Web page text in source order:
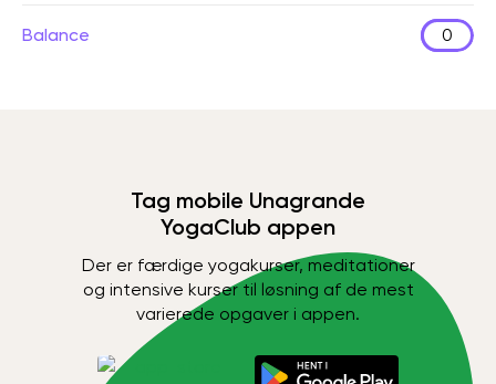
Balance 0
Tag mobile Unagrande
YogaClub appen
Der er færdige yogakurser, meditationer
og intensive kurser til løsning af de mest
varierede opgaver i appen.